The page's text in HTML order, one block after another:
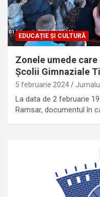
EDUCAȚIE ȘI CULTURĂ
Zonele umede
Școlii Gimnaziale
5 februarie 2024
La data de 2 februarie
Ramsar, documentul în